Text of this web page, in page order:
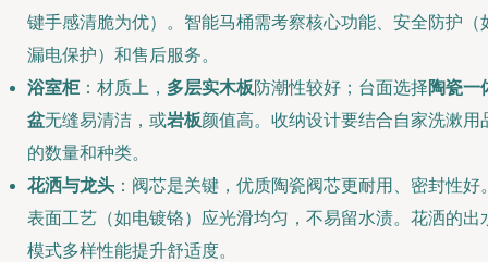
键手感清脆为优）。智能马桶需考察核心功能、安全防护（
漏电保护）和售后服务。
浴室柜：材质上， 多层实木板防潮性较好；台面选择陶瓷一
盆无缝易清洁，或岩板颜值高。收纳设计要结合自家洗漱用
的数量和种类。
花洒与龙头 ：阀芯是关键，优质陶瓷阀芯更耐用、密封性好
表面工艺（如电镀铬）应光滑均匀，不易留水渍。花洒的出
模式多样性能提升舒适度。